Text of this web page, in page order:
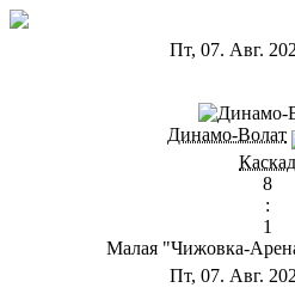
Пт, 07. Авг.
Динамо-Волат
Каскад
8
:
1
Малая "Чижовка-
Пт, 07. Авг.